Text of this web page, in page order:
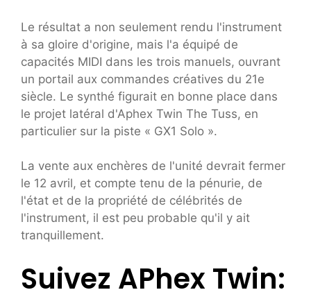
Le résultat a non seulement rendu l'instrument
à sa gloire d'origine, mais l'a équipé de
capacités MIDI dans les trois manuels, ouvrant
un portail aux commandes créatives du 21e
siècle. Le synthé figurait en bonne place dans
le projet latéral d'Aphex Twin The Tuss, en
particulier sur la piste « GX1 Solo ».
La vente aux enchères de l'unité devrait fermer
le 12 avril, et compte tenu de la pénurie, de
l'état et de la propriété de célébrités de
l'instrument, il est peu probable qu'il y ait
tranquillement.
Suivez APhex Twin: